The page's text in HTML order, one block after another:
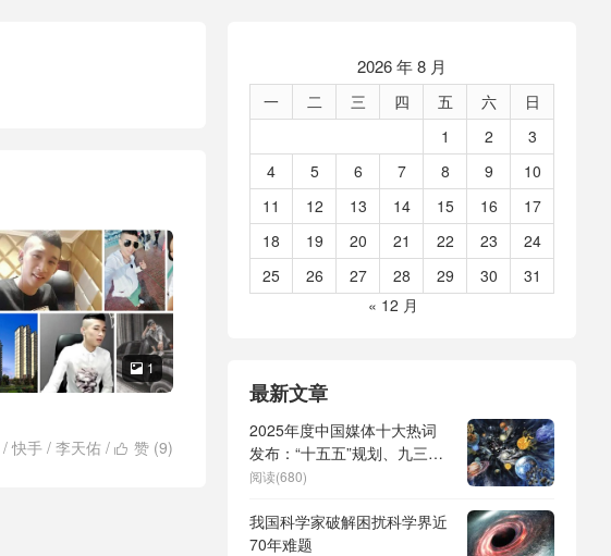
 1
 赞 (9)
/快手 / 李天佑 /
2026 年 8 月
一 二 三 四 五 六
日
1
2
3
4
5 6 7 8 9
10
11
12 13 14 15 16
17
18
19 20 21 22 23
24
25
26 27 28 29 30
31
« 12 月
最新文章
2025年度中国媒体十大热词
发布：“十五五”规划、九三阅
兵、全球治理倡议、
形机器人、苏超、票根经济、
育儿补贴、科学素养、网络生
阅读(680)
我国科学家破解困扰科学界近
70年难题